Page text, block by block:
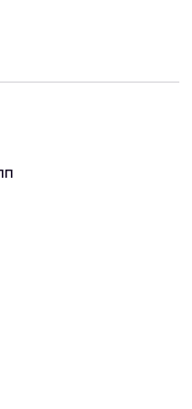
лизинг?
выгодные
чтобы мы